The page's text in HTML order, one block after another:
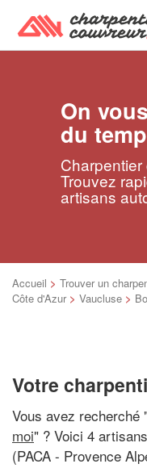
On
du
Trouvez
artisans
Accueil > Trouver un
Côte d'Azur > Vaucluse >
Votre
Vous avez recherché
moi" ? Voici 4
(PACA - Provence